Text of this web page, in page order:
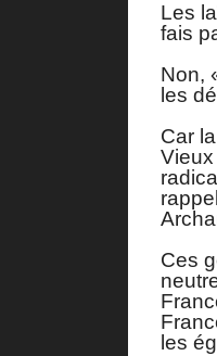
Les
fais
Non,
les
Car
Ces
les